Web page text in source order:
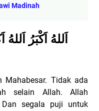
Madinah
اَللهُ اَكْبَرُ اَللهُ
Mahabesar. Tidak ada
selain Allah. Allah
Dan segala puji untuk